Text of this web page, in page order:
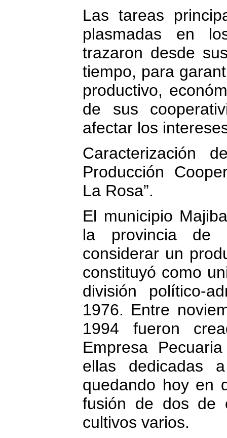
Las tareas
plasmadas en
trazaron desde
tiempo, para
productivo,
de sus
afectar los
Caracterización
Producción
La Rosa”.
El municipio
la provincia de
considerar un
constituyó como
división político-
1976. Entre
1994 fueron
Empresa
ellas dedicadas
quedando hoy en
fusión de dos de
cultivos varios.